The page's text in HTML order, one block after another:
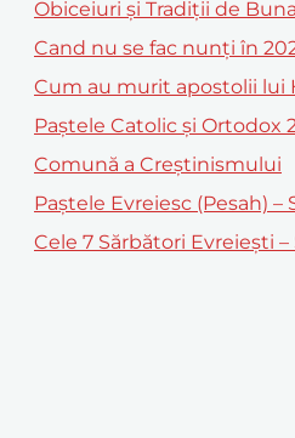
Obiceiuri și Tradiții de
Cand nu se fac nunți în
Cum au murit apostolii lui
Paștele Catolic și Ortodox
Comună a Creștinismului
Paștele Evreiesc (Pesah)
Cele 7 Sărbători Evreiești